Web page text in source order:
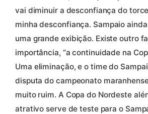
vai diminuir a desconfiança do
minha desconfiança. Sampaio
uma grande exibição. Existe outro
importância, “a continuidade na
Uma eliminação, e o time do
disputa do campeonato
muito ruim. A Copa do Nordeste
atrativo serve de teste para o